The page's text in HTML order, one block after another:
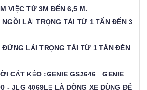
VIỆC TỪ 3M ĐẾN 6,5 M.
NGỒI LÁI TRỌNG TẢI TỪ 1 TẤN ĐẾN 3
ĐỨNG LÁI TRỌNG TẢI TỪ 1 TẤN ĐẾN
CẮT KÉO :GENIE GS2646 - GENIE
- JLG 4069LE LÀ DÒNG XE DÙNG ĐỂ